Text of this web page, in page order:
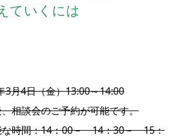
ていくには
月4日（金）13:00～14:00
相談会のご予約が可能です。
な時間：14：00－ 14：30－ 15：